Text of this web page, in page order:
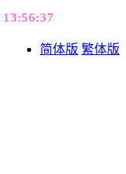
13:56:38
简体版 繁体版